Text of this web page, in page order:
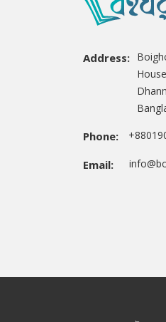
Address:
Phone:
Email: